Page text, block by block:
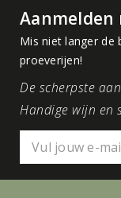
Mis niet langer de
proeverijen!
De scherpste
Handige wijn en